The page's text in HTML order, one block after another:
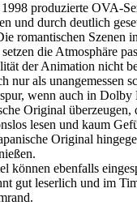
produzierte OVA-
und durch deutlich
romantischen Szenen
die Atmosphäre
der Animation nicht
nur als unangemessen
wenn auch in
Original überzeugen,
lesen und kaum
Original
können ebenfalls
gut leserlich und im